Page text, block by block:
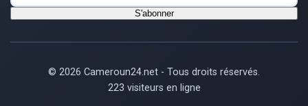
S'abonner
© 2026 Cameroun24.net - Tous droits réservés.
223 visiteurs en ligne